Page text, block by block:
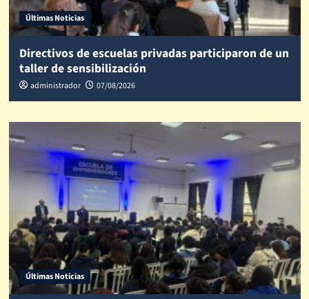
Últimas Noticias
Directivos de escuelas privadas participaron de un
taller de sensibilización
administrador 07/08/2026
Últimas Noticias